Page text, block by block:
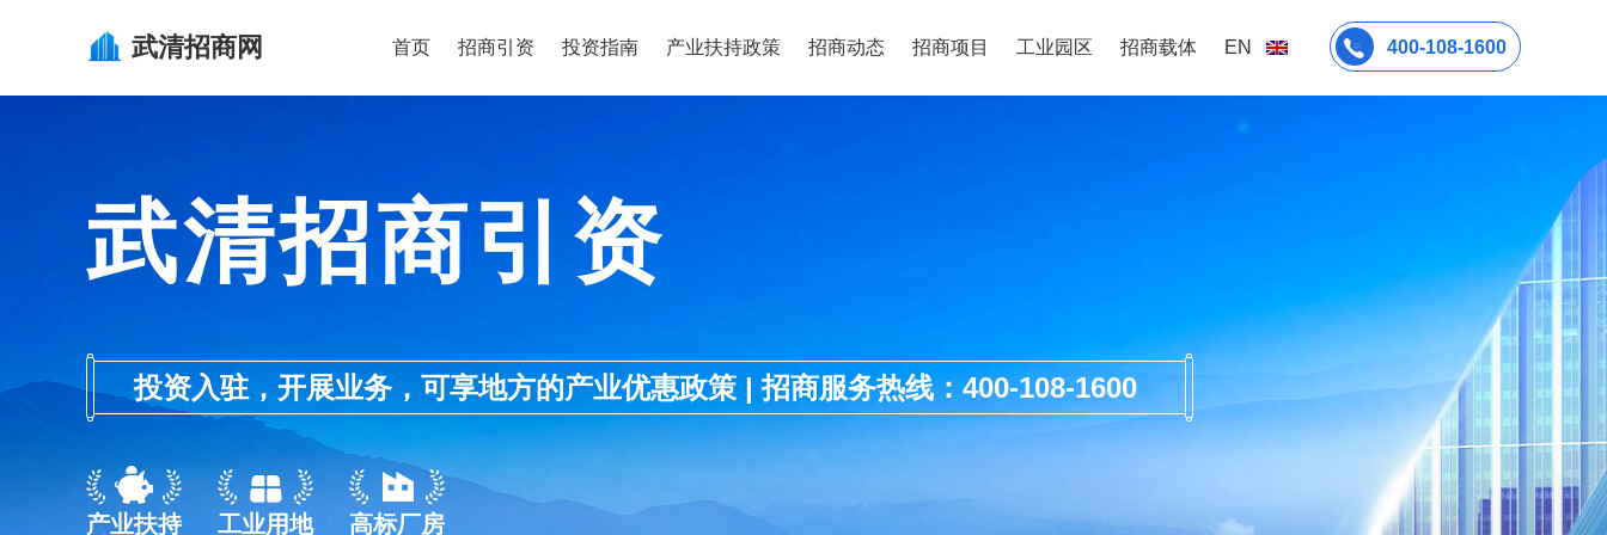
武清招商网 首页 招商引资 投资指南 产业扶持政策 招商动态 招商项目 工业园区 招商载体 EN 400-108-1600
武清招商引资
投资入驻，开展业务，可享地方的产业优惠政策 | 招商服务热线：400-108-1600
产业扶持 工业用地 高标厂房